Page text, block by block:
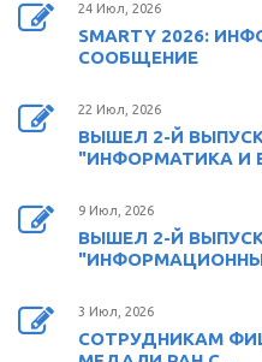
24 Июл, 2026
SMARTY 2026:
СООБЩЕНИЕ
22 Июл, 2026
ВЫШЕЛ 2-Й
"ИНФОРМАТИКА И
9 Июл, 2026
ВЫШЕЛ 2-Й
3 Июл, 2026
СОТРУДНИКАМ